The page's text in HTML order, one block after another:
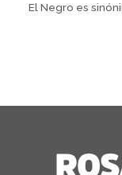
El Negro es